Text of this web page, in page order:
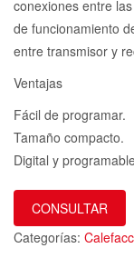
conexiones entre
de funcionamiento
entre transmisor y
Ventajas
Fácil de programar.
Tamaño compacto.
Digital y
CONSULTAR
Categorías: